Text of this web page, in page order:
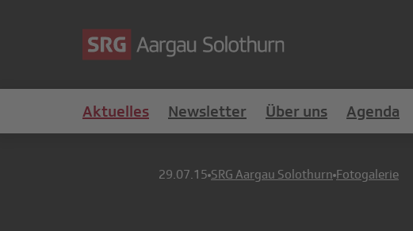
Aktuelles Newsletter Über uns Agenda
29.07.15 SRG Aargau Solothurn Fotogalerie